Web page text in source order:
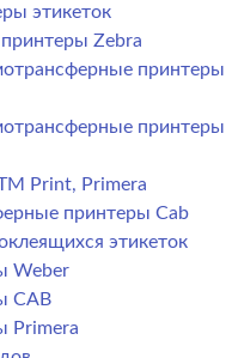
этикеток
Zebra
принтеры
принтеры
Print, Primera
принтеры Cab
этикеток
Weber
CAB
Primera